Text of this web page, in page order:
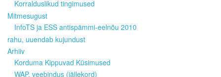
Korralduslikud tingimused
Mitmesugust
InfoTS ja ESS antispämmi-eelnõu 2010
rahu, uuendab kujundust
Arhiiv
Korduma Kippuvad Küsimused
WAP, veebindus (jällekord)